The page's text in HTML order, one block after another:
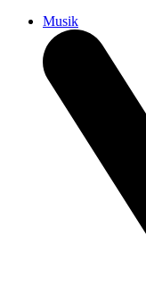
Musik